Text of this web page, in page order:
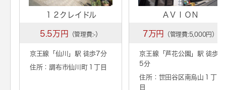
１２クレイドル
5.5万円 （管理費:-）
京王線「 仙川 」駅 徒歩7分
住所：調布市仙川町１丁目
ＡＶＩＯＮ
7万円 （管理費:5,000円）
京王線「芦花公園 」駅 徒歩
5分
住所：世田谷区南烏山１丁
目